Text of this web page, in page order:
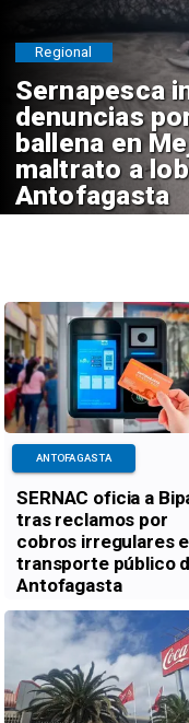
Sernapesca
denuncias
ballena en
maltrato a
Antofagasta
Regional
SERNAC oficia a
tras reclamos por
cobros irregulares
transporte público
Antofagasta
ANTOFAGASTA